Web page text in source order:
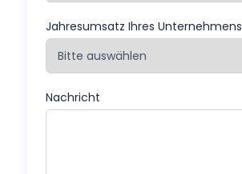
Jahresumsatz Ihres Unternehmens
Nachricht